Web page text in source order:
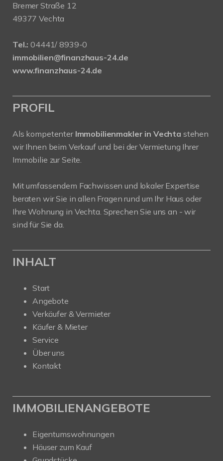
Bremer Straße 12
49377 Vechta
Tel.: 04441/ 8939-0
immobilien@finanzhaus-24.de
www.finanzhaus-24.de
PROFIL
Als kompetenter Immobilienmakler in Vechta stehen
wir Ihnen beim Verkauf und bei der Vermietung Ihrer
Immobilie zur Seite.
Mit umfassendem Fachwissen und lokaler Expertise
beraten wir Sie in allen Fragen rund um Ihr Haus oder
Ihre Wohnung in Vechta. Sprechen Sie uns an - wir
sind für Sie da.
INHALT
Start
Angebote
Verkäufer & Vermieter
Käufer & Mieter
Service
Über uns
Kontakt
IMMOBILIENANGEBOTE
Eigentumswohnungen
Häuser zum Kauf